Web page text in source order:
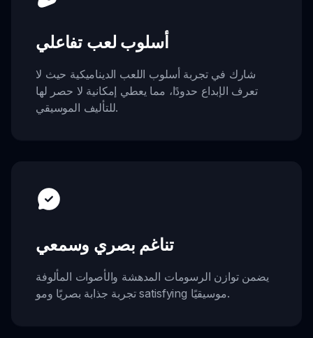
أسلوب لعب تفاعلي
شارك في تجربة أسلوب اللعب الديناميكية حيث لا
تعرف الإبداع حدودًا، مما يعطي إمكانية لا حصر لها
للتأليف الموسيقي.
تناغم بصري وسمعي
يضمن توازن الرسومات المدهشة والأصوات المألوفة
تجربة جذابة بصريًا ومو satisfying موسيقيًا.